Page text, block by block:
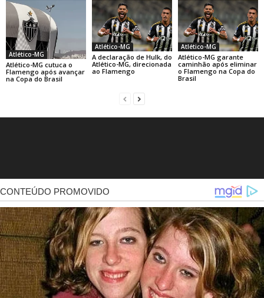
Atlético-MG
Atlético-MG cutuca o
Flamengo após avançar
na Copa do Brasil
Atlético-MG
A declaração de Hulk, do
Atlético-MG, direcionada
ao Flamengo
Atlético-MG
Atlético-MG garante
caminhão após eliminar
o Flamengo na Copa do
Brasil